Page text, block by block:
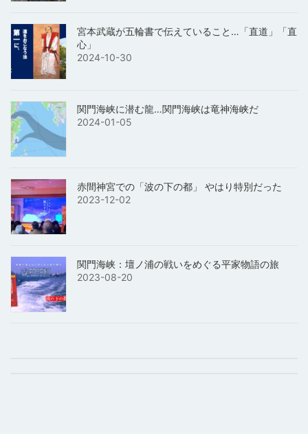
宮本武蔵が五輪書で伝えていること…「直道」「直
心」
2024-10-30
関門海峡に潜む龍…関門海峡は竜神海峡だ
2024-01-05
赤間神宮での「波の下の都」 やはり特別だった
2023-12-02
関門海峡：壇ノ浦の戦いをめぐる平家物語の旅
2023-08-20